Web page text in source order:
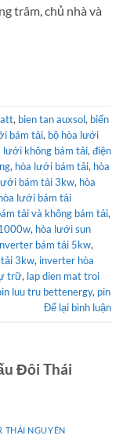
trâm, chủ nhà và
, bien tan auxsol, biến
bám tải, bộ hòa lưới
lưới không bám tải,điện
, hòa lưới bám tải, hòa
bám tải 3kw, hòa
lưới bám tải
tải và không bám tải,
, hòa lưới sun
bám tải 5kw,
3kw, inverter hòa
trữ, lap dien mat troi
luu tru bettenergy, pin
Để lại bình luận
Đôi Thái
THÁI NGUYÊN